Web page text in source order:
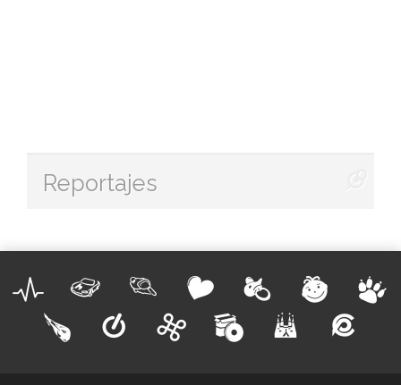
Reportajes